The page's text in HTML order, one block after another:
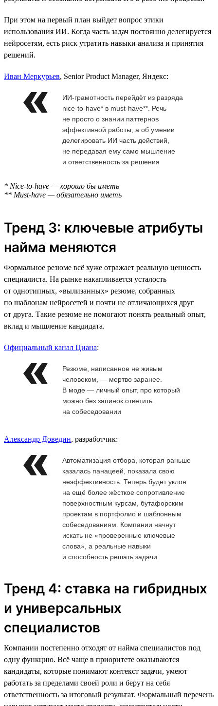
При этом на первый план выйдет вопрос этики
использования ИИ. Когда часть задач постоянно делегируется
нейросетям, есть риск утратить навыки анализа и принятия
решений.
Иван Меркурьев, Senior Product Manager, Яндекс:
ИИ-грамотность перейдёт из разряда
nice-to-have* в must-have**. Речь
не просто о знании паттернов
эффективной работы, а об умении
делегировать ИИ часть действий,
не передавая ему само мышление
и ответственность за решения
* Nice-to-have — хорошо бы иметь
** Must-have — обязательно иметь
Тренд 3: ключевые атрибуты
найма меняются
Формальное резюме всё хуже отражает реальную ценность
специалиста. На рынке накапливается усталость
от однотипных, «вылизанных» резюме, собранных
по шаблонам нейросетей и почти не отличающихся друг
от друга. Такие резюме не помогают понять реальный опыт,
вклад и мышление кандидата.
Официальный канал Циана:
Резюме, написанное не живым
человеком, — мертво заранее.
В моде — личный опыт, про который
можно без запинок ответить
на собеседовании
Александр Доведин, разработчик:
Автоматизация отбора, которая раньше
казалась панацеей, показала свою
неэффективность. Теперь будет уклон
на ещё более жёсткое сопротивление
поверхностным курсам, бутафорским
проектам в портфолио и шаблонным
собеседованиям. Компании начнут
искать не «проверенные ключевые
слова», а реальные навыки
и способность решать задачи
Тренд 4: ставка на гибридных
и универсальных
специалистов
Компании постепенно отходят от найма специалистов под
одну функцию. Всё чаще в приоритете оказываются
кандидаты, которые понимают контекст задачи, умеют
работать за пределами своей роли и берут на себя
ответственность за итоговый результат. Формальный перечень